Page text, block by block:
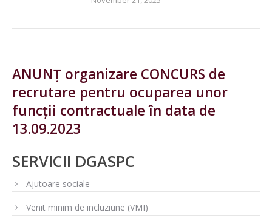
ANUNȚ organizare CONCURS de
recrutare pentru ocuparea unor
funcții contractuale în data de
13.09.2023
SERVICII DGASPC
Ajutoare sociale
Venit minim de incluziune (VMI)